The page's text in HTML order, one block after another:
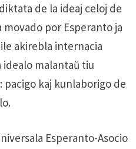
de la ideaj celoj de
movado por Esperanto ja
akirebla internacia
idealo malantaŭ tiu
pacigo kaj kunlaborigo de
Esperanto-Asocio